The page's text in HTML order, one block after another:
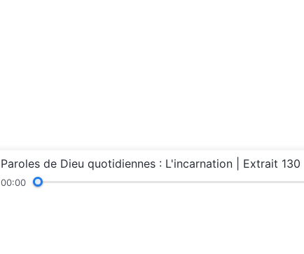
Paroles de Dieu quotidiennes : L'incarnation | Extrait 130
00:00